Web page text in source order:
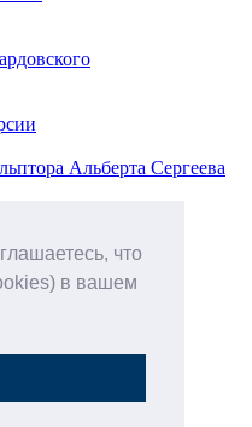
что
в вашем
Альберта Сергеева